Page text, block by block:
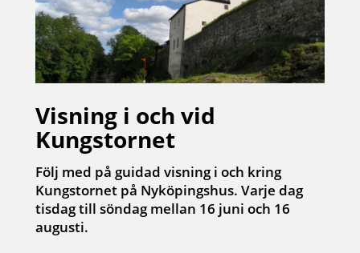
Visning i och vid
Kungstornet
Följ med på guidad visning i och kring
Kungstornet på Nyköpingshus. Varje dag
tisdag till söndag mellan 16 juni och 16
augusti.